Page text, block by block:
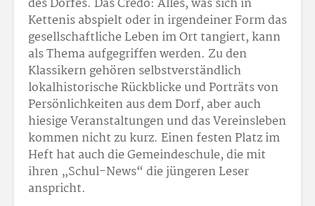
Kettenis abspielt oder in irgendeiner Form das
gesellschaftliche Leben im Ort tangiert, kann
als Thema aufgegriffen werden. Zu den
Klassikern gehören selbstverständlich
lokalhistorische Rückblicke und Porträts von
Persönlichkeiten aus dem Dorf, aber auch
hiesige Veranstaltungen und das Vereinsleben
kommen nicht zu kurz. Einen festen Platz im
Heft hat auch die Gemeindeschule, die mit
ihren „Schul-News“ die jüngeren Leser
anspricht.